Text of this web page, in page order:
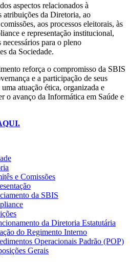
aspectos relacionados à
atribuições da Diretoria, ao
aos processos eleitorais, às
e representação institucional,
para o pleno
da Sociedade.
reforça o compromisso da SBIS
e a participação de seus
atuação ética, organizada e
o avanço da Informática em Saúde e
e Comissões
da SBIS
da Diretoria Estatutária
do Regimento Interno
Operacionais Padrão (POP)
Gerais